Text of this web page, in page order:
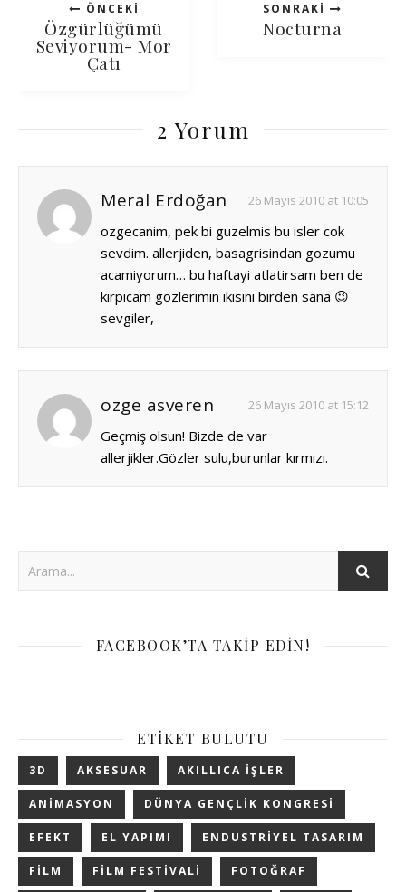
ÖNCEKI
Özgürlüğümü
Seviyorum- Mor
Çatı
SONRAKI
Nocturna
2 Yorum
Meral Erdoğan 26 Mayıs 2010 at 10:05
ozgecanim, pek bi guzelmis bu isler cok
sevdim. allerjiden, basagrisindan gozumu
acamiyorum… bu haftayi atlatirsam ben de
kirpicam gozlerimin ikisini birden sana 😉
sevgiler,
ozge asveren 26 Mayıs 2010 at 15:12
Geçmiş olsun! Bizde de var
allerjikler.Gözler sulu,burunlar kırmızı.
FACEBOOK’TA TAKIP EDIN!
ETIKET BULUTU
3D AKSESUAR AKILLICA IŞLER
ANIMASYON DÜNYA GENÇLIK KONGRESI
EFEKT EL YAPIMI ENDUSTRIYEL TASARIM
FILM FILM FESTIVALI FOTOĞRAF